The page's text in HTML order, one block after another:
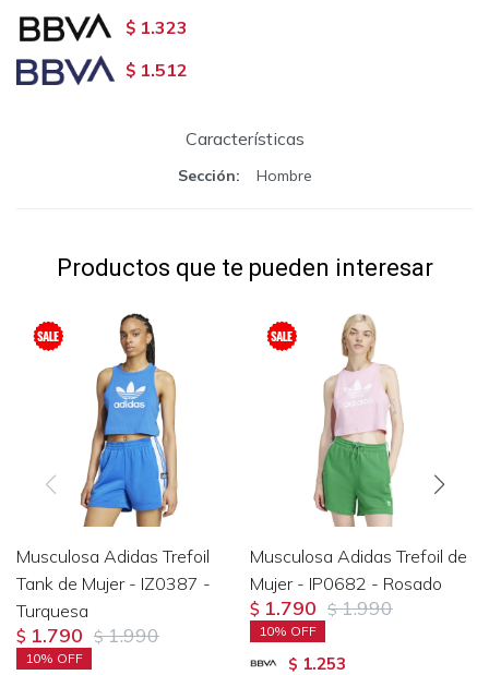
$ 1.323
$ 1.512
Características
Sección Hombre
Productos que te pueden interesar
Musculosa Adidas Trefoil
Tank de Mujer - IZ0387 -
Turquesa
$ 1.790 $ 1.990
10
Musculosa Adidas Trefoil de
Mujer - IP0682 - Rosado
$ 1.790 $ 1.990
10
$ 1.253